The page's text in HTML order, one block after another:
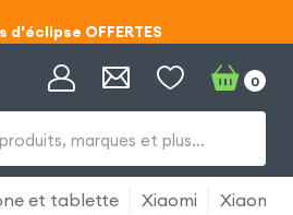
ECLIPSE55
ECLIPSE55marques et plus…
0
et tablette Xiaomi Xiaomi